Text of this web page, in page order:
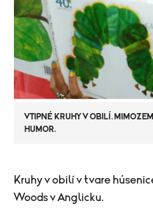
VTIPNÉ KRUHY V OBILÍ.
HUMOR.
Kruhy v obilí v tvare
Woods v Anglicku.